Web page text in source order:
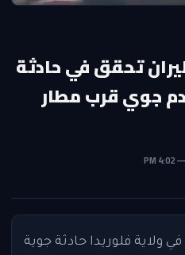
تحقق في حادثة
جوي قرب مطار
ولاية فلوريدا حادثة جوية